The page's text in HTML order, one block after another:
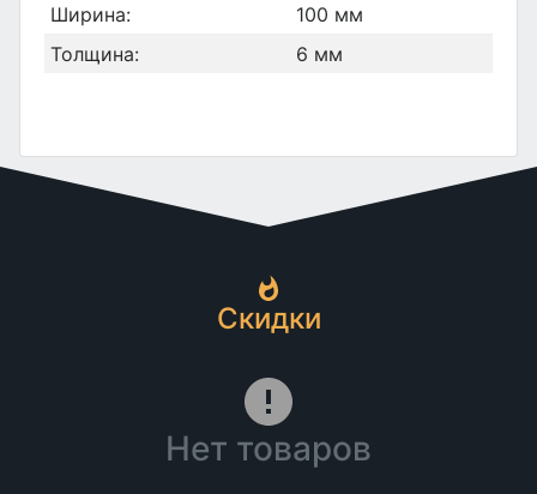
Ширина:
100 мм
Толщина:
6 мм
Скидки
Нет товаров